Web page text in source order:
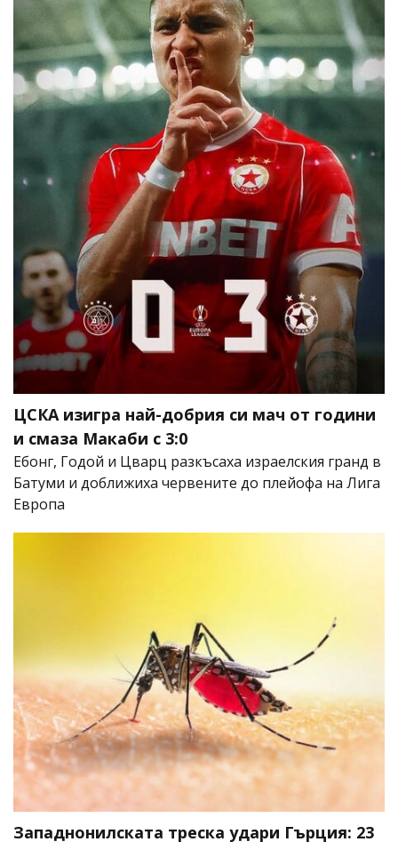
ЦСКА изигра най-добрия си мач от години
и смаза Макаби с 3:0
Ебонг, Годой и Цварц разкъсаха израелския гранд в
Батуми и доближиха червените до плейофа на Лига
Европа
Западнонилската треска удари Гърция: 23